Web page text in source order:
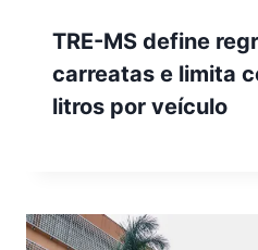
TRE-MS define
carreatas e limita
litros por veículo